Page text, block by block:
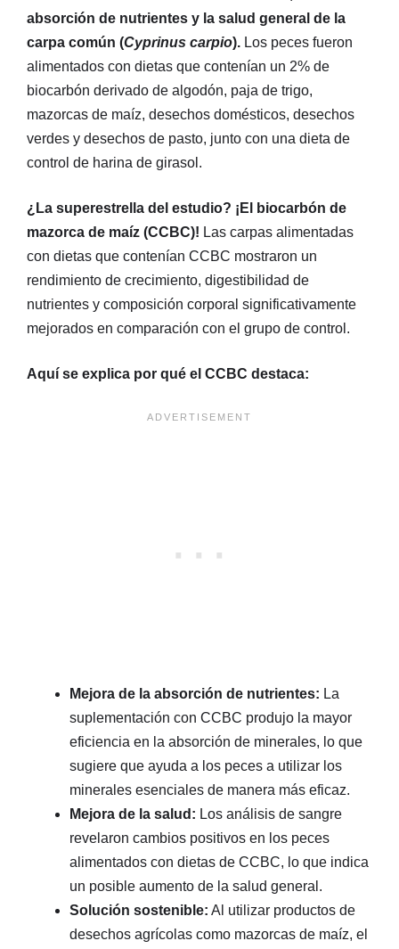
absorción de nutrientes y la salud general de la
carpa común (Cyprinus carpio). Los peces fueron
alimentados con dietas que contenían un 2% de
biocarbón derivado de algodón, paja de trigo,
mazorcas de maíz, desechos domésticos, desechos
verdes y desechos de pasto, junto con una dieta de
control de harina de girasol.
¿La superestrella del estudio? ¡El biocarbón de
mazorca de maíz (CCBC)! Las carpas alimentadas
con dietas que contenían CCBC mostraron un
rendimiento de crecimiento, digestibilidad de
nutrientes y composición corporal significativamente
mejorados en comparación con el grupo de control.
Aquí se explica por qué el CCBC destaca:
Mejora de la absorción de nutrientes: La
suplementación con CCBC produjo la mayor
eficiencia en la absorción de minerales, lo que
sugiere que ayuda a los peces a utilizar los
minerales esenciales de manera más eficaz.
Mejora de la salud: Los análisis de sangre
revelaron cambios positivos en los peces
alimentados con dietas de CCBC, lo que indica
un posible aumento de la salud general.
Solución sostenible: Al utilizar productos de
desechos agrícolas como mazorcas de maíz, el